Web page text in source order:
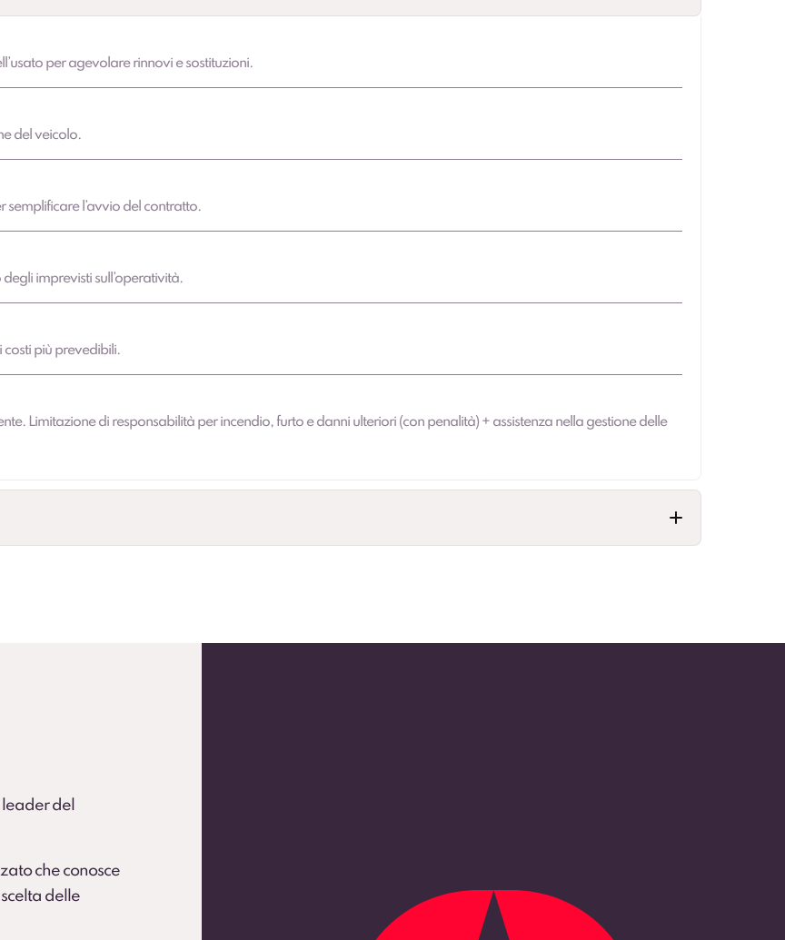
per agevolare rinnovi e sostituzioni.
del veicolo.
semplificare l’avvio del contratto.
imprevisti sull’operatività.
costi più prevedibili.
Limitazione di responsabilità per incendio, furto e danni ulteriori (con penalità) + assistenza nella gestione delle
del
che conosce
delle